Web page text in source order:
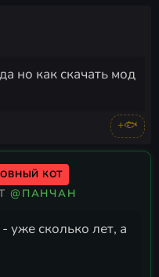
но как скачать мод
+🐟
КОТ
@ПАНЧАН
уже сколько лет, а